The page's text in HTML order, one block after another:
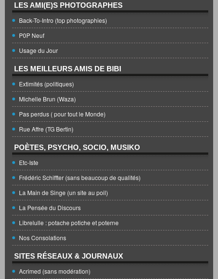
LES AMI(E)S PHOTOGRAPHES
Back-To-Intro (top photographies)
P0P Neuf
Usage du Jour
LES MEILLEURS AMIS DE BIBI
Extimités (politiques)
Michelle Brun (Waza)
Pas perdus ( pour tout le Monde)
Rue Affre (TG Bertin)
POÈTES, PSYCHO, SOCIO, MUSIKO
Etc-Iste
Frédéric Schiffter (sans beaucoup de qualités)
La Main de Singe (un site au poil)
La Pensée du Discours
Librelulle : potache potiche et poterne
Nos Consolations
SITES RÉSEAUX & JOURNAUX
Acrimed (sans modération)